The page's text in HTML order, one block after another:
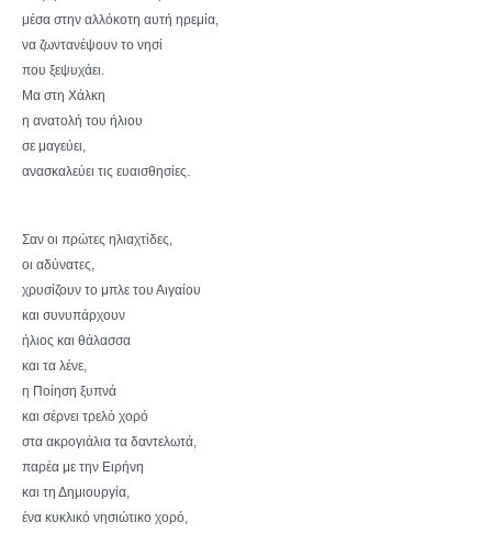
μέσα στην αλλόκοτη αυτή ηρεμία,
να ζωντανέψουν το νησί
που ξεψυχάει.
Μα στη Χάλκη
η ανατολή του ήλιου
σε μαγεύει,
ανασκαλεύει τις ευαισθησίες.
Σαν οι πρώτες ηλιαχτίδες,
οι αδύνατες,
χρυσίζουν το μπλε του Αιγαίου
και συνυπάρχουν
ήλιος και θάλασσα
και τα λένε,
η Ποίηση ξυπνά
και σέρνει τρελό χορό
στα ακρογιάλια τα δαντελωτά,
παρέα με την Ειρήνη
και τη Δημιουργία,
ένα κυκλικό νησιώτικο χορό,